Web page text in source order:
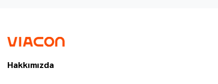
Hakkımızda